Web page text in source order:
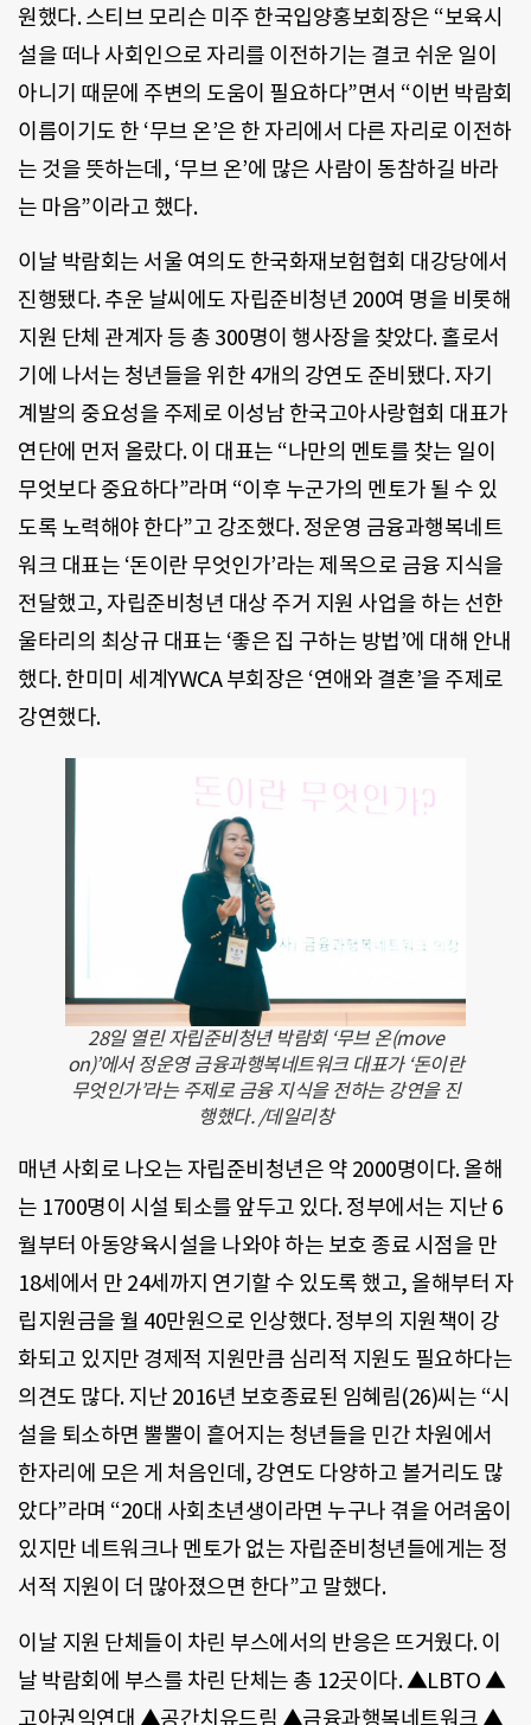
원했다. 스티브 모리슨 미주 한국입양홍보회장은 “보육시
설을 떠나 사회인으로 자리를 이전하기는 결코 쉬운 일이
아니기 때문에 주변의 도움이 필요하다”면서 “이번 박람회
이름이기도 한 ‘무브 온’은 한 자리에서 다른 자리로 이전하
는 것을 뜻하는데, ‘무브 온’에 많은 사람이 동참하길 바라
는 마음”이라고 했다.
이날 박람회는 서울 여의도 한국화재보험협회 대강당에서
진행됐다. 추운 날씨에도 자립준비청년 200여 명을 비롯해
지원 단체 관계자 등 총 300명이 행사장을 찾았다. 홀로서
기에 나서는 청년들을 위한 4개의 강연도 준비됐다. 자기
계발의 중요성을 주제로 이성남 한국고아사랑협회 대표가
연단에 먼저 올랐다. 이 대표는 “나만의 멘토를 찾는 일이
무엇보다 중요하다”라며 “이후 누군가의 멘토가 될 수 있
도록 노력해야 한다”고 강조했다. 정운영 금융과행복네트
워크 대표는 ‘돈이란 무엇인가’라는 제목으로 금융 지식을
전달했고, 자립준비청년 대상 주거 지원 사업을 하는 선한
울타리의 최상규 대표는 ‘좋은 집 구하는 방법’에 대해 안내
했다. 한미미 세계YWCA 부회장은 ‘연애와 결혼’을 주제로
강연했다.
28일 열린 자립준비청년 박람회 ‘무브 온(move
on)’에서 정운영 금융과행복네트워크 대표가 ‘돈이란
무엇인가’라는 주제로 금융 지식을 전하는 강연을 진
행했다. /데일리창
매년 사회로 나오는 자립준비청년은 약 2000명이다. 올해
는 1700명이 시설 퇴소를 앞두고 있다. 정부에서는 지난 6
월부터 아동양육시설을 나와야 하는 보호 종료 시점을 만
18세에서 만 24세까지 연기할 수 있도록 했고, 올해부터 자
립지원금을 월 40만원으로 인상했다. 정부의 지원책이 강
화되고 있지만 경제적 지원만큼 심리적 지원도 필요하다는
의견도 많다. 지난 2016년 보호종료된 임혜림(26)씨는 “시
설을 퇴소하면 뿔뿔이 흩어지는 청년들을 민간 차원에서
한자리에 모은 게 처음인데, 강연도 다양하고 볼거리도 많
았다”라며 “20대 사회초년생이라면 누구나 겪을 어려움이
있지만 네트워크나 멘토가 없는 자립준비청년들에게는 정
서적 지원이 더 많아졌으면 한다”고 말했다.
이날 지원 단체들이 차린 부스에서의 반응은 뜨거웠다. 이
날 박람회에 부스를 차린 단체는 총 12곳이다. ▲LBTO ▲
고아권익연대 ▲공간치유드림 ▲금융과행복네트워크 ▲